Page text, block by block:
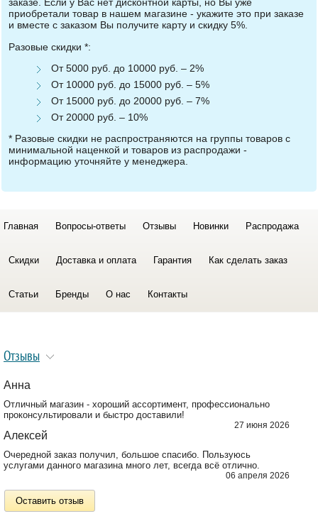
приобретали товар в нашем магазине - укажите это при заказе
и вместе с заказом Вы получите карту и скидку 5%.
Разовые скидки *:
От 5000 руб. до 10000 руб. – 2%
От 10000 руб. до 15000 руб. – 5%
От 15000 руб. до 20000 руб. – 7%
От 20000 руб. – 10%
* Разовые скидки не распространяются на группы товаров с
минимальной наценкой и товаров из распродажи -
информацию уточняйте у менеджера.
Главная Вопросы-ответы Отзывы Новинки Распродажа
Скидки Доставка и оплата Гарантия Как сделать заказ
Статьи Бренды О нас Контакты
Отзывы
Анна
Отличный магазин - хороший ассортимент, профессионально
проконсультировали и быстро доставили!
27 июня 2026
Алексей
Очередной заказ получил, большое спасибо. Пользуюсь
услугами данного магазина много лет, всегда всё отлично.
06 апреля 2026
Оставить отзыв